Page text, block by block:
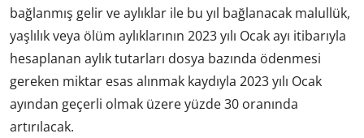
bağlanmış gelir ve aylıklar ile bu yıl bağlanacak malullük,
yaşlılık veya ölüm aylıklarının 2023 yılı Ocak ayı itibarıyla
hesaplanan aylık tutarları dosya bazında ödenmesi
gereken miktar esas alınmak kaydıyla 2023 yılı Ocak
ayından geçerli olmak üzere yüzde 30 oranında
artırılacak.